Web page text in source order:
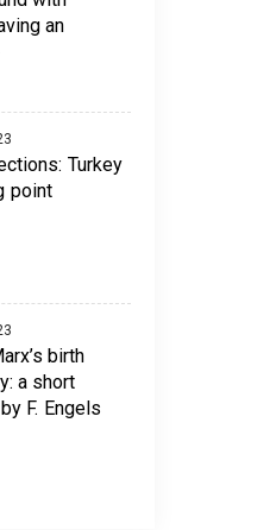
an
Turkey
point
birth
a short
F. Engels